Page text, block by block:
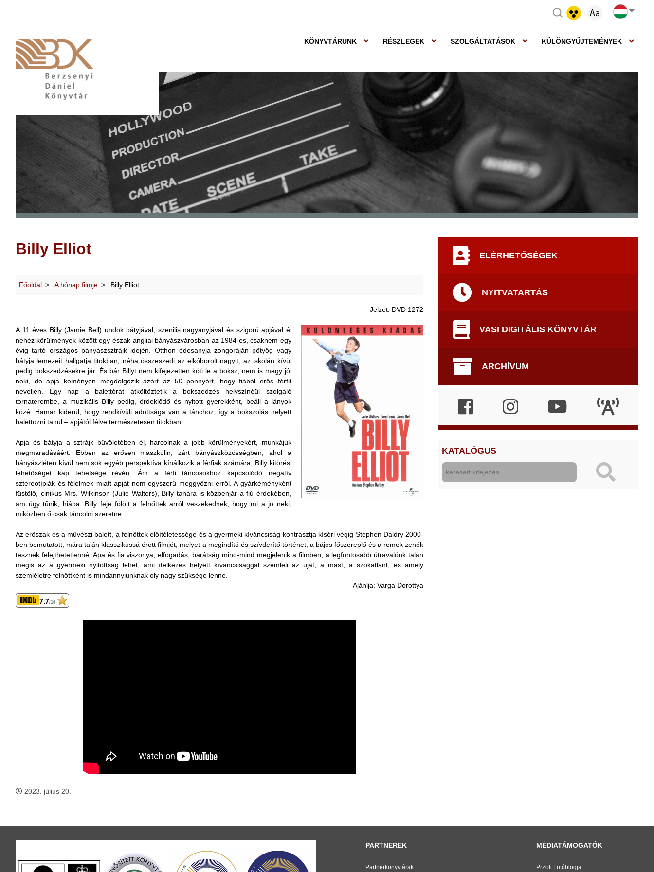
|
KÖNYVTÁRUNK RÉSZLEGEK SZOLGÁLTATÁSOK KÜLÖNGYŰJTEMÉNYEK
Billy Elliot
Főoldal A hónap filmje Billy Elliot
Jelzet: DVD 1272
A 11 éves Billy (Jamie Bell) undok bátyjával, szenilis nagyanyjával és szigorú apjával él
nehéz körülmények között egy észak-angliai bányászvárosban az 1984-es, csaknem egy
évig tartó országos bányászsztrájk idején. Otthon édesanyja zongoráján pötyög vagy
bátyja lemezeit hallgatja titokban, néha összeszedi az elkóborolt nagyit, az iskolán kívül
pedig bokszedzésekre jár. És bár Billyt nem kifejezetten köti le a boksz, nem is megy jól
neki, de apja keményen megdolgozik azért az 50 pennyért, hogy fiából erős férfit
neveljen. Egy nap a balettórát átköltöztetik a bokszedzés helyszínéül szolgáló
tornaterembe, a muzikális Billy pedig, érdeklődő és nyitott gyerekként, beáll a lányok
közé. Hamar kiderül, hogy rendkívüli adottsága van a tánchoz, így a bokszolás helyett
balettozni tanul – apjától félve természetesen titokban.
Apja és bátyja a sztrájk bűvöletében él, harcolnak a jobb körülményekért, munkájuk
megmaradásáért. Ebben az erősen maszkulin, zárt bányászközösségben, ahol a
bányászléten kívül nem sok egyéb perspektíva kínálkozik a férfiak számára, Billy kitörési
lehetőséget kap tehetsége révén. Ám a férfi táncosokhoz kapcsolódó negatív
sztereotípiák és félelmek miatt apját nem egyszerű meggyőzni erről. A gyárkéményként
füstölő, cinikus Mrs. Wilkinson (Julie Walters), Billy tanára is közbenjár a fiú érdekében,
ám úgy tűnik, hiába. Billy feje fölött a felnőttek arról veszekednek, hogy mi a jó neki,
miközben ő csak táncolni szeretne.
Az erőszak és a művészi balett, a felnőttek előítéletessége és a gyermeki kíváncsiság kontrasztja kíséri végig Stephen Daldry 2000-
ben bemutatott, mára talán klasszikussá érett filmjét, melyet a megindító és szívderítő történet, a bájos főszereplő és a remek zenék
tesznek felejthetetlenné. Apa és fia viszonya, elfogadás, barátság mind-mind megjelenik a filmben, a legfontosabb útravalónk talán
mégis az a gyermeki nyitottság lehet, ami ítélkezés helyett kíváncsisággal szemléli az újat, a mást, a szokatlant, és amely
szemléletre felnőttként is mindannyiunknak oly nagy szüksége lenne.
Ajánlja: Varga Dorottya
7.7/10
2023. július 20.
ELÉRHETŐSÉGEK
NYITVATARTÁS
VASI DIGITÁLIS KÖNYVTÁR
ARCHÍVUM
KATALÓGUS
PARTNEREK
Partnerkönyvtárak
MÉDIATÁMOGATÓK
PrZoli Fotóblogja